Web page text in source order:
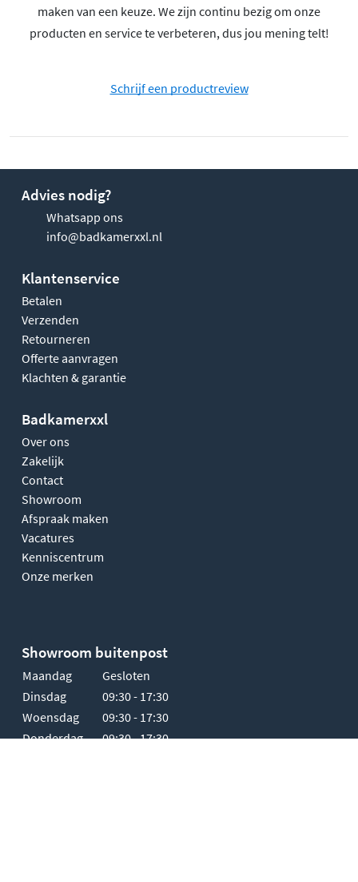
maken van een keuze. We zijn continu bezig om onze
producten en service te verbeteren, dus jou mening telt!
Schrijf een productreview
Advies nodig?
Whatsapp ons
info@badkamerxxl.nl
Klantenservice
Betalen
Verzenden
Retourneren
Offerte aanvragen
Klachten & garantie
Badkamerxxl
Over ons
Zakelijk
Contact
Showroom
Afspraak maken
Vacatures
Kenniscentrum
Onze merken
Showroom buitenpost
Maandag
Gesloten
Dinsdag
09:30 - 17:30
Woensdag
09:30 - 17:30
Donderdag
09:30 - 17:30